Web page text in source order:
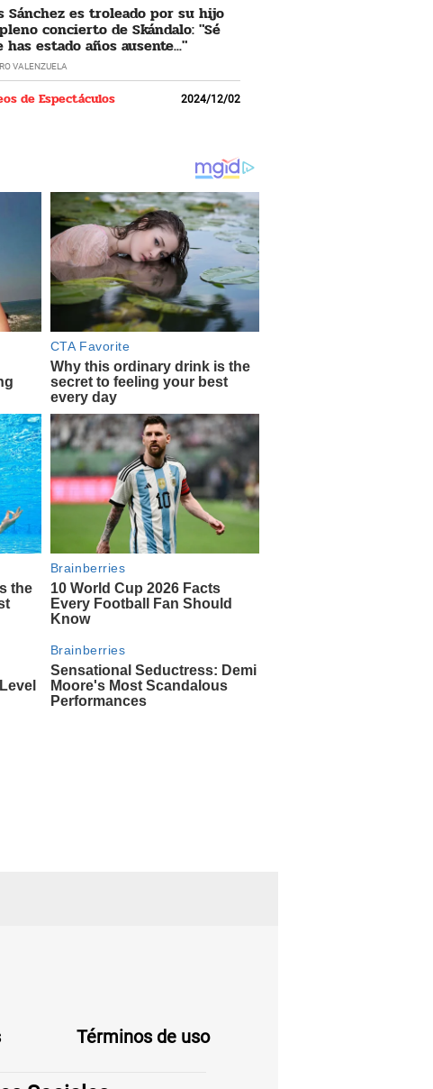
Sánchez es troleado por su hijo
concierto de Skándalo: "Sé
has estado años ausente..."
VALENZUELA
de Espectáculos 2024/12/02
Términos de uso